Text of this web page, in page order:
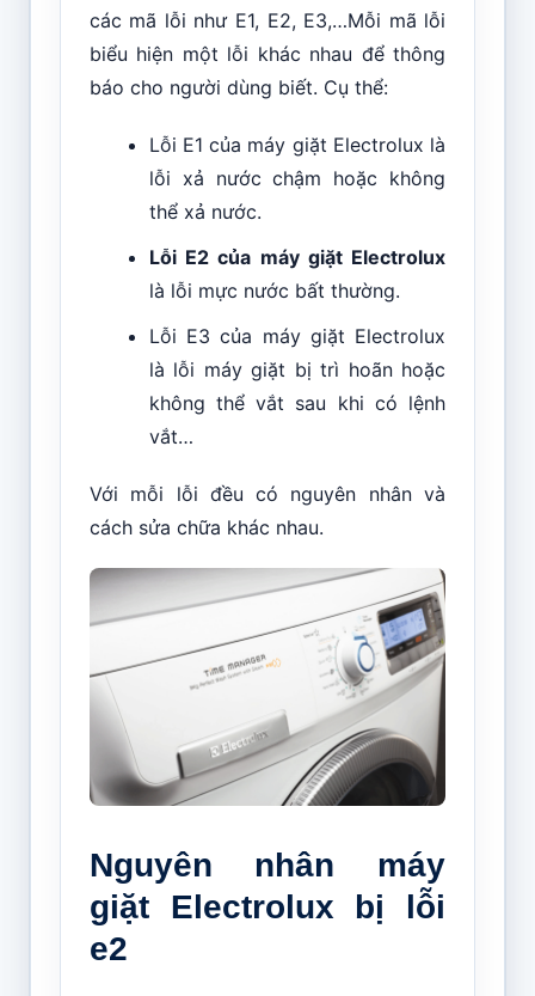
các mã lỗi như E1, E2, E3,…Mỗi mã lỗi
biểu hiện một lỗi khác nhau để thông
báo cho người dùng biết. Cụ thể:
Lỗi E1 của máy giặt Electrolux là
lỗi xả nước chậm hoặc không
thể xả nước.
Lỗi E2 của máy giặt Electrolux
là lỗi mực nước bất thường.
Lỗi E3 của máy giặt Electrolux
là lỗi máy giặt bị trì hoãn hoặc
không thể vắt sau khi có lệnh
vắt…
Với mỗi lỗi đều có nguyên nhân và
cách sửa chữa khác nhau.
Nguyên nhân máy
giặt Electrolux bị lỗi
e2